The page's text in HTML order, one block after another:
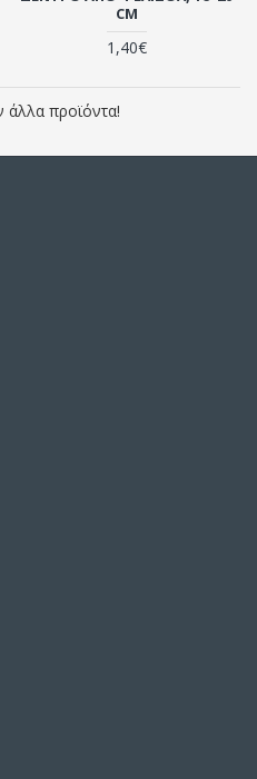
CM
1,40€
προϊόντα!